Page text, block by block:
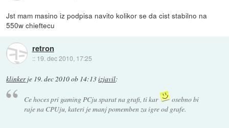
Jst mam masino iz podpisa navito kolikor se da cist stabilno na
550w chieftecu
retron
:: 19. dec 2010, 17:25
klinkerje 19. dec 2010 ob 14:13izjavil:
Ce hoces pri gaming PCju sparat na grafi, ti kar
osebno bi
raje na CPUju, kateri je manj pomemben za igre od grafe.